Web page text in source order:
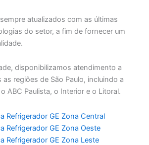
atualizados com as últimas
do setor, a fim de fornecer um
disponibilizamos atendimento a
regiões de São Paulo, incluindo a
ABC Paulista, o Interior e o Litoral.
Refrigerador GE Zona Central
Refrigerador GE Zona Oeste
Refrigerador GE Zona Leste